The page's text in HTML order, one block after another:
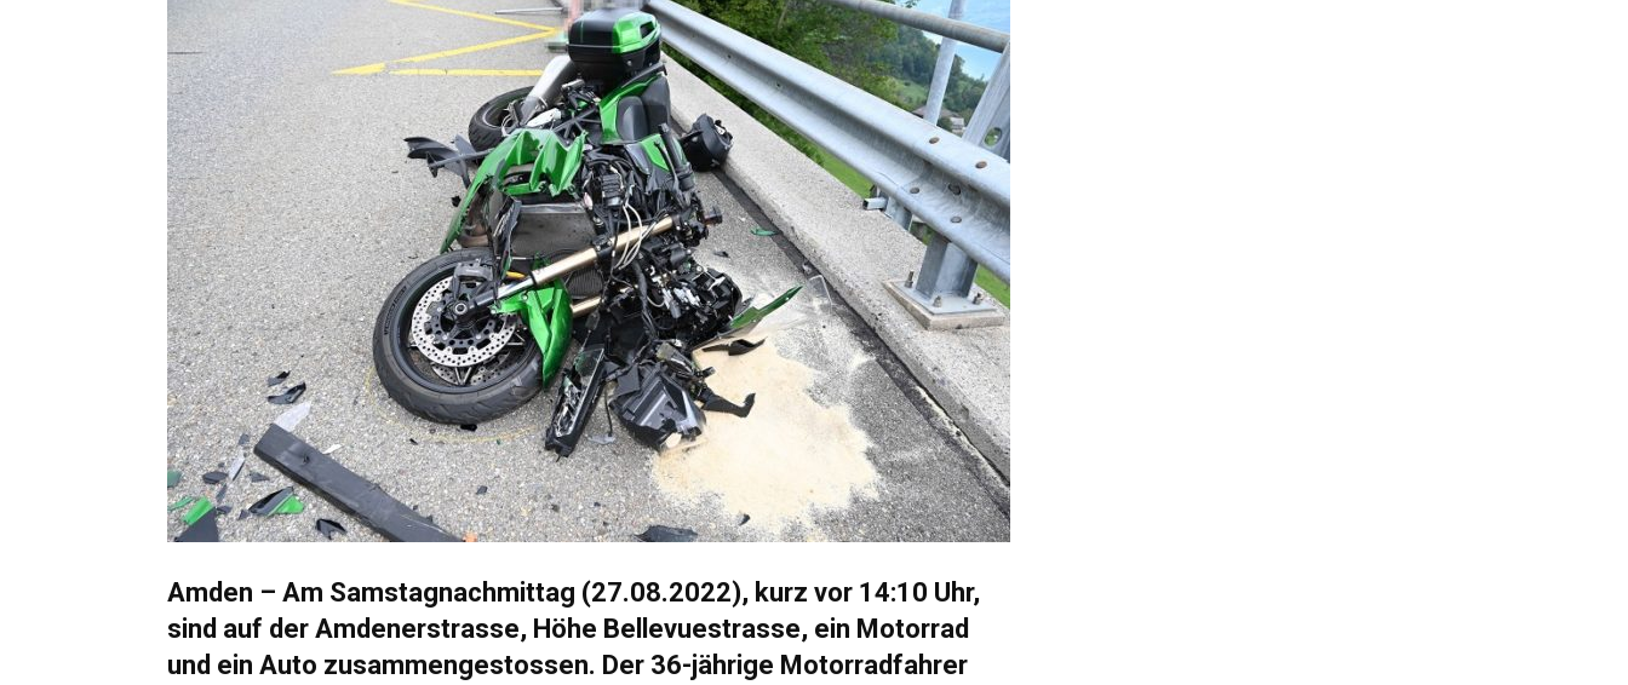
Amden – Am Samstagnachmittag (27.08.2022), kurz vor 14:10 Uhr,
sind auf der Amdenerstrasse, Höhe Bellevuestrasse, ein Motorrad
und ein Auto zusammengestossen. Der 36-jährige Motorradfahrer